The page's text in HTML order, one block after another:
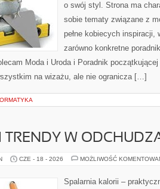
o swój styl. Strona ma
sobie tematy związane z
pełne kobiecych
zarówno konkretne
Moda i Uroda i Poradnik
na wizażu, ale nie ogranicza […]
TRENDY W
CZE - 18 - 2026 MOŻLIWOŚĆ
Spalarnia kalorii –